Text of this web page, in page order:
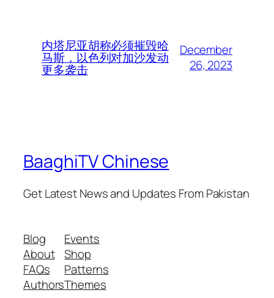
内塔尼亚胡称必须摧毁哈
马斯，以色列对加沙发动
更多袭击
December
26, 2023
BaaghiTV Chinese
Get Latest News and Updates From Pakistan
Blog
About
FAQs
Authors
Events
Shop
Patterns
Themes